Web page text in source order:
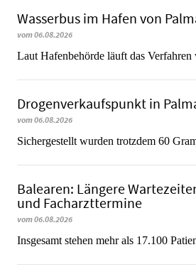
Wasserbus im Hafen von
vom 06.08.2026
Laut Hafenbehörde läuft das Verfahren
Dro­gen­ver­kaufs­punkt in
vom 06.08.2026
​​​​​​​Sichergestellt wurden trotzdem 60
Balearen: Längere
und Facharzttermine
vom 06.08.2026
Insgesamt stehen mehr als 17.100